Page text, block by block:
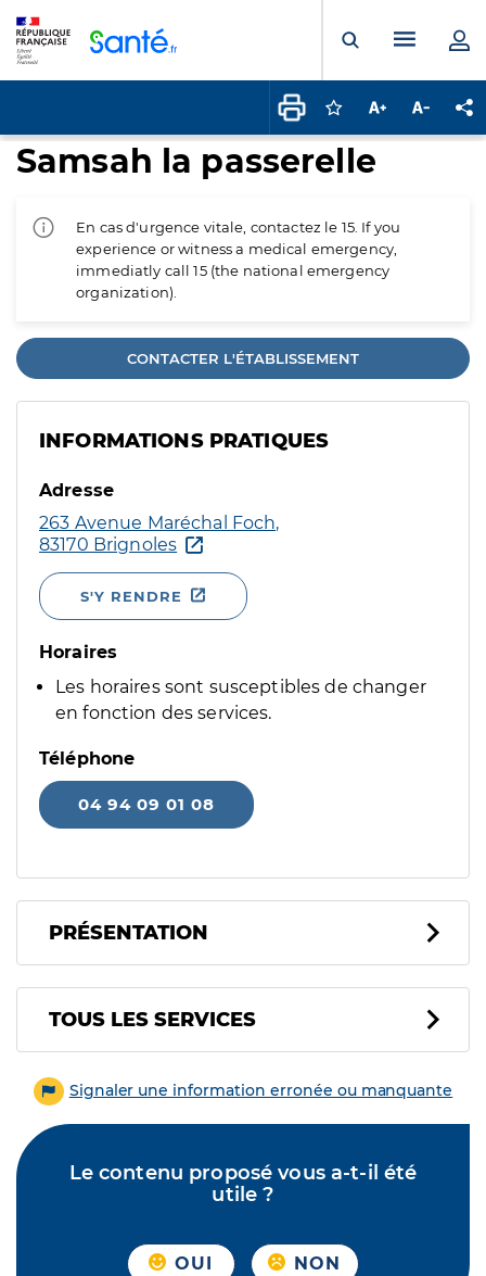
Ouvrir laMenu
Connectez-vous
Augmenter la
Samsah la passerelle
En cas d'urgence vitale, contactez le 15. If you
experience or witness a medical emergency,
immediatly call 15 (the national emergency
organization).
CONTACTER L'ÉTABLISSEMENT
INFORMATIONS PRATIQUES
Adresse
263 Avenue Maréchal Foch,
83170 Brignoles
S'Y RENDRE
Horaires
Les horaires sont susceptibles de changer
en fonction des services.
Téléphone
04 94 09 01 08
PRÉSENTATION
Tous les services
TOUS LES SERVICES
Signaler une information erronée ou manquante
Le contenu proposé vous a-t-il été
utile ?
OUI NON